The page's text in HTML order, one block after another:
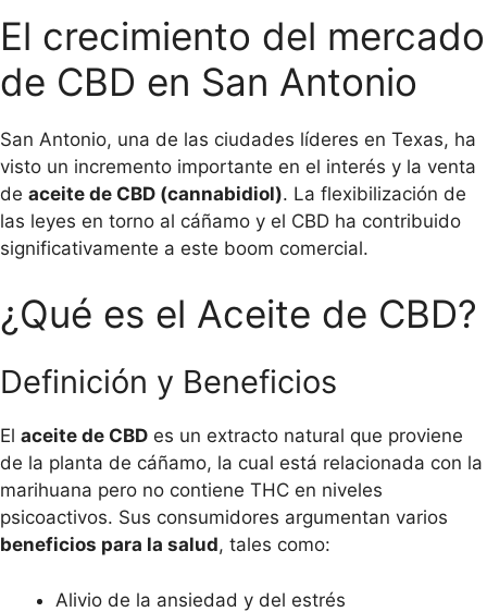
30
gr
cantidad
El crecimiento del mercado
de CBD en San Antonio
San Antonio, una de las ciudades líderes en Texas, ha
visto un incremento importante en el interés y la venta
de aceite de CBD (cannabidiol). La flexibilización de
las leyes en torno al cáñamo y el CBD ha contribuido
significativamente a este boom comercial.
¿Qué es el Aceite de CBD?
Definición y Beneficios
El aceite de CBD es un extracto natural que proviene
de la planta de cáñamo, la cual está relacionada con la
marihuana pero no contiene THC en niveles
psicoactivos. Sus consumidores argumentan varios
beneficios para la salud, tales como:
Alivio de la ansiedad y del estrés